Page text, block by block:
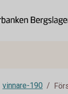
vinnare-190